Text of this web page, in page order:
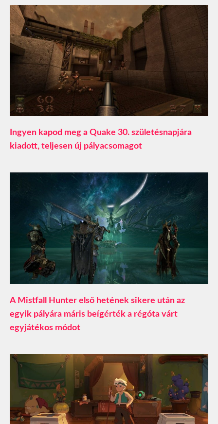
Ingyen kapod meg a Quake 30. születésnapjára
kiadott, teljesen új pályacsomagot
A Mistfall Hunter első hetének sikere után az
egyik pályára máris beígérték a régóta várt
egyjátékos módot